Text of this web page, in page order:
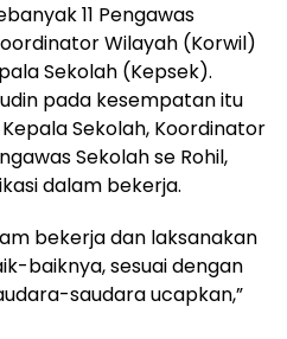
11 Pengawas
Wilayah (Korwil)
Sekolah (Kepsek).
pada kesempatan itu
Sekolah, Koordinator
Sekolah se Rohil,
dalam bekerja.
bekerja dan laksanakan
baiknya, sesuai dengan
saudara ucapkan,”